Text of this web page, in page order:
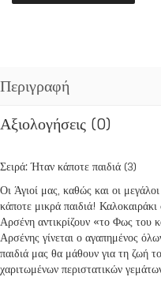
Περιγραφή
Αξιολογήσεις (0)
Σειρά: Ήταν κάποτε παιδιά (3)
Οι Άγιοί μας, καθώς και οι
κάποτε μικρά παιδιά!
Αρσένη αντικρίζουν «το Φως
Αρσένης γίνεται ο αγαπημένος
παιδιά μας θα μάθουν για τη ζωή
χαριτωμένων περιστατικών